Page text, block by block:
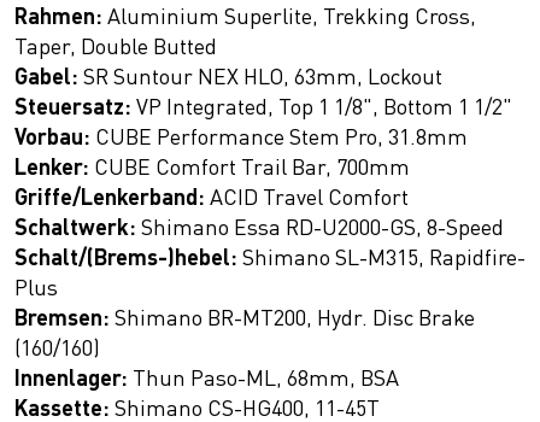
Rahmen: Aluminium Superlite, Trekking Cross,
Taper, Double Butted
Gabel: SR Suntour NEX HLO, 63mm, Lockout
Steuersatz: VP Integrated, Top 1 1/8", Bottom 1 1/2"
Vorbau: CUBE Performance Stem Pro, 31.8mm
Lenker: CUBE Comfort Trail Bar, 700mm
Griffe/Lenkerband: ACID Travel Comfort
Schaltwerk: Shimano Essa RD-U2000-GS, 8-Speed
Schalt/(Brems-)hebel: Shimano SL-M315, Rapidfire-
Plus
Bremsen: Shimano BR-MT200, Hydr. Disc Brake
(160/160)
Innenlager: Thun Paso-ML, 68mm, BSA
Kassette: Shimano CS-HG400, 11-45T